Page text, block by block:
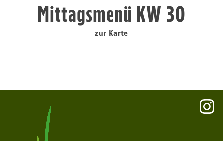
Mittagsmenü KW 30
zur Karte